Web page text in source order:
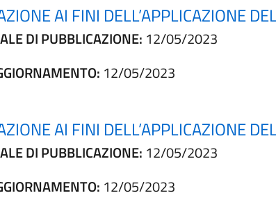
AI FINI DELL’APPLICAZIONE
DI PUBBLICAZIONE: 12/05/2023
12/05/2023
AI FINI DELL’APPLICAZIONE
DI PUBBLICAZIONE: 12/05/2023
12/05/2023